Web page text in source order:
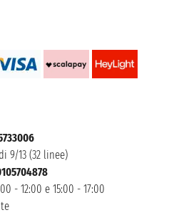
9/13 (32 linee)
- 12:00 e 15:00 - 17:00